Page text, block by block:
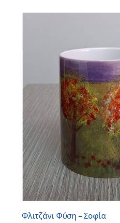
Φλιτζάνι Φύση – Σοφία